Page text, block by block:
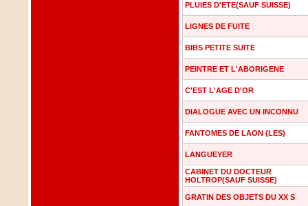
PLUIES D'ETE(SAUF SUISSE)
LIGNES DE FUITE
BIBS PETITE SUITE
PEINTRE ET L'ABORIGENE
C'EST L'AGE D'OR
DIALOGUE AVEC UN INCONNU
FANTOMES DE LAON (LES)
LANGUEYER
CABINET DU DOCTEUR
HOLTROP(SAUF SUISSE)
GRATIN DES OBJETS DU XX S